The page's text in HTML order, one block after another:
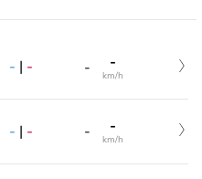
- | - - -
km/h
- | - - -
km/h